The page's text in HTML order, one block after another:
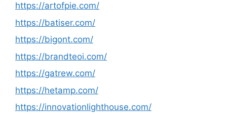
https://artofpie.com/
https://batiser.com/
https://bigont.com/
https://brandteoi.com/
https://gatrew.com/
https://hetamp.com/
https://innovationlighthouse.com/